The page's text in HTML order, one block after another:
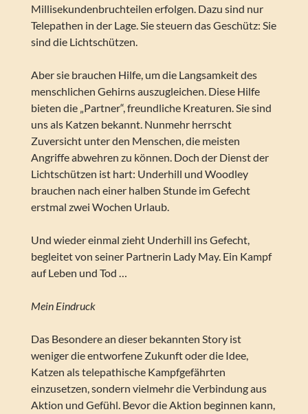
Millisekundenbruchteilen erfolgen. Dazu sind nur
Telepathen in der Lage. Sie steuern das Geschütz: Sie
sind die Lichtschützen.
Aber sie brauchen Hilfe, um die Langsamkeit des
menschlichen Gehirns auszugleichen. Diese Hilfe
bieten die „Partner“, freundliche Kreaturen. Sie sind
uns als Katzen bekannt. Nunmehr herrscht
Zuversicht unter den Menschen, die meisten
Angriffe abwehren zu können. Doch der Dienst der
Lichtschützen ist hart: Underhill und Woodley
brauchen nach einer halben Stunde im Gefecht
erstmal zwei Wochen Urlaub.
Und wieder einmal zieht Underhill ins Gefecht,
begleitet von seiner Partnerin Lady May. Ein Kampf
auf Leben und Tod …
Mein Eindruck
Das Besondere an dieser bekannten Story ist
weniger die entworfene Zukunft oder die Idee,
Katzen als telepathische Kampfgefährten
einzusetzen, sondern vielmehr die Verbindung aus
Aktion und Gefühl. Bevor die Aktion beginnen kann,